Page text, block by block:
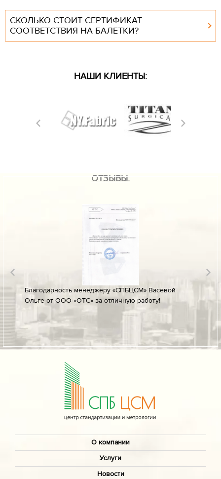
СКОЛЬКО СТОИТ СЕРТИФИКАТ
СООТВЕТСТВИЯ НА БАЛЕТКИ?
НАШИ КЛИЕНТЫ:
ОТЗЫВЫ:
Благодарность менеджеру «СПБЦСМ» Васевой
Ольге от ООО «ОТС» за отличную работу!
О компании
Услуги
Новости